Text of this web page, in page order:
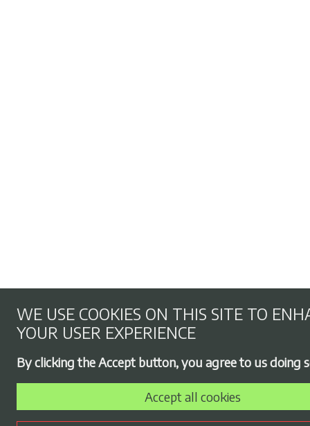
WE USE COOKIES ON THIS SITE TO
YOUR USER EXPERIENCE
By clicking the Accept button, you agree to us doing
Accept all cookies